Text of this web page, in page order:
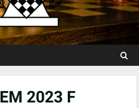
2023 F